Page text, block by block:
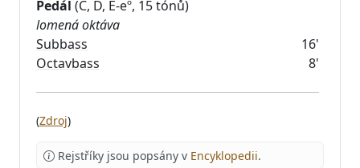
Pedál
lomená oktáva
Subbass
16'
Octavbass
8'
(Zdroj)
Rejstříky jsou popsány v Encyklopedii.